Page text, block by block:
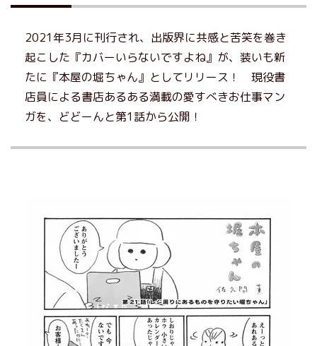
2021年3月に刊行され、出版界に共感と苦笑を巻き
起こした『カバーいらないですよね』が、装いも新
たに『本屋の堀ちゃん』としてリリース！ 現役書
店員による書店あるある満載の愛すべきお仕事マン
ガを、どどーんと第1話から公開！